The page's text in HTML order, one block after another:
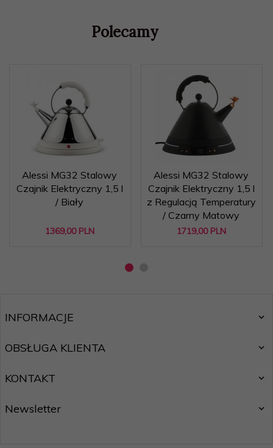
Polecamy
Alessi MG32 Stalowy
Czajnik Elektryczny 1,5 l
/ Biały
1369,00 PLN
Alessi MG32 Stalowy
Czajnik Elektryczny 1,5 l
z Regulacją Temperatury
/ Czarny Matowy
1719,00 PLN
INFORMACJE
OBSŁUGA KLIENTA
KONTAKT
Newsletter